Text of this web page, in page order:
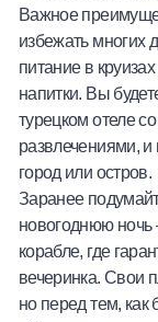
Важное
избежать многих
питание в
напитки. Вы
турецком отеле
развлечениями,
город или остров.
Заранее
новогоднюю ночь
корабле, где
вечеринка. Свои
но перед тем, как